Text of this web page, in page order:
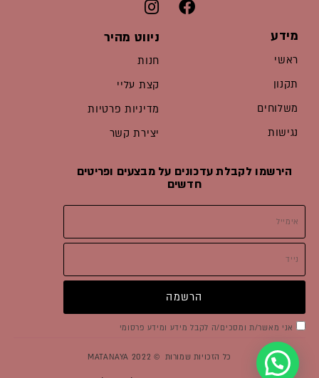
מידע
ראשי
תקנון
משלוחים
נגישות
ניווט מהיר
חנות
קצת עליי
מדיניות פרטיות
יצירת קשר
הירשמו לקבלת עדכונים על מבצעים ופריטים
חדשים
סימוןאני מאשר/ת ומסכים/ה לקבל מידע ומידע פרסומי
הרשמה
כל הזכויות שמורות © 2022 MATANAYA